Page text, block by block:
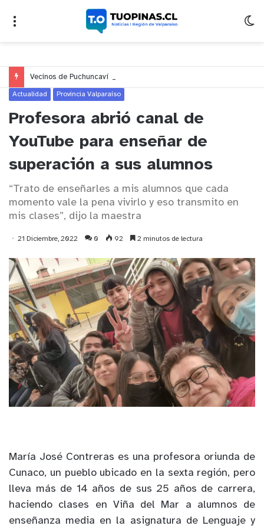
Actualidad Provincia Valparaíso
Profesora abrió canal de
YouTube para enseñar de
superación a sus alumnos
“Trato de enseñarles a mis alumnos que cada
momento vale la pena vivirlo y eso transmito en
mis clases”, dijo la maestra
21 Diciembre, 2022 0 92 2 minutos de lectura
María José Contreras es una profesora oriunda de
Cunaco, un pueblo ubicado en la sexta región, pero
lleva más de 14 años de sus 25 años de carrera,
haciendo clases en Viña del Mar a alumnos de
enseñanza media en la asignatura de Lenguaje y